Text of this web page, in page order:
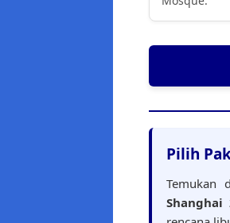
Pilih
Temukan
Shanghai